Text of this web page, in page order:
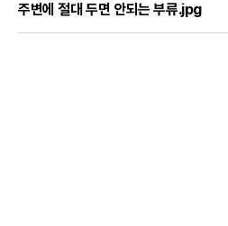
주변에 절대 두면 안되는 부류.jpg